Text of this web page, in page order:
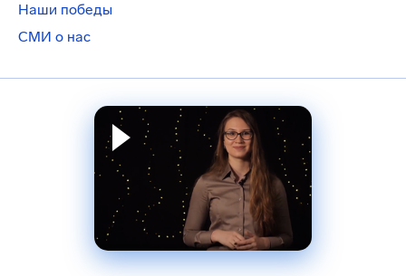
Наши победы
СМИ о нас